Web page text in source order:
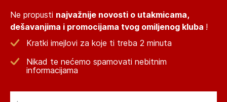
Ne propusti najvažnije novosti o utakmicama,
dešavanjima i promocijama tvog omiljenog kluba !
Kratki imejlovi za koje ti treba 2 minuta
Nikad te nećemo spamovati nebitnim
informacijama